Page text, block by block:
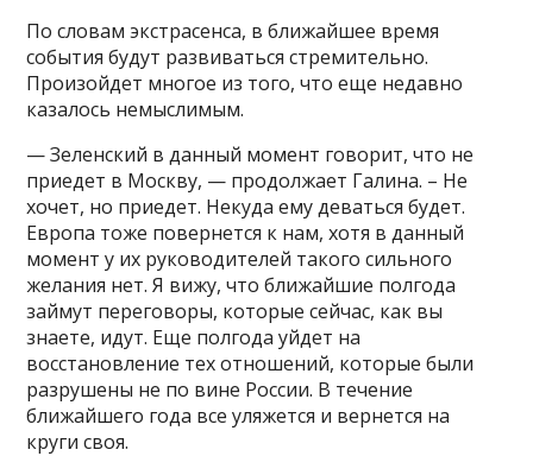
По словам экстрасенса, в ближайшее время
события будут развиваться стремительно.
Произойдет многое из того, что еще недавно
казалось немыслимым.
— Зеленский в данный момент говорит, что не
приедет в Москву, — продолжает Галина. – Не
хочет, но приедет. Некуда ему деваться будет.
Европа тоже повернется к нам, хотя в данный
момент у их руководителей такого сильного
желания нет. Я вижу, что ближайшие полгода
займут переговоры, которые сейчас, как вы
знаете, идут. Еще полгода уйдет на
восстановление тех отношений, которые были
разрушены не по вине России. В течение
ближайшего года все уляжется и вернется на
круги своя.